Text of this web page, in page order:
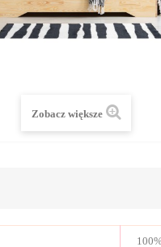
Zobacz większe